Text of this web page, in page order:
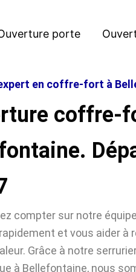
porte
en coffre-fort à
coffre-
compter sur notre
et vous aider à
Grâce à notre
à Bellefontaine, nous